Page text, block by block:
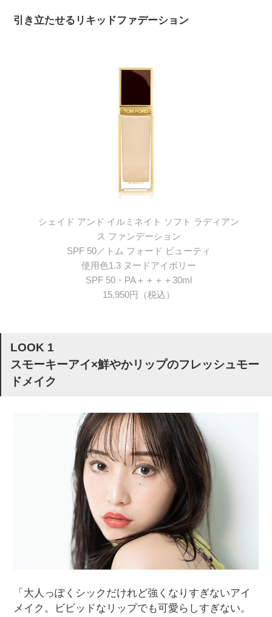
引き立たせるリキッドファデーション
シェイド アンド イルミネイト ソフト ラディアン
ス ファンデーション
SPF 50／トム フォード ビューティ
使用色1.3 ヌードアイボリー
SPF 50・PA＋＋＋＋30ml
15,950円（税込）
LOOK 1
スモーキーアイ×鮮やかリップのフレッシュモー
ドメイク
「大人っぽくシックだけれど強くなりすぎないアイ
メイク。ビビッドなリップでも可愛らしすぎない。